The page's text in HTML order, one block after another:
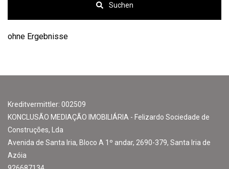
Suchen
ohne Ergebnisse
Kreditvermittler: 002509
KONCLUSÃO MEDIAÇÃO IMOBILIÁRIA - Felizardo Sociedade de
Construções, Lda
Avenida de Santa Iria, Bloco A 1º andar, 2690-379, Santa Iria de
Azóia